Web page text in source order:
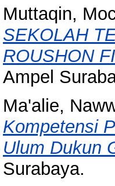
Muttaqin,
SEKOLAH
ROUSHON
Ampel
Ma'alie,
Kompetensi
Ulum Dukun
Surabaya.